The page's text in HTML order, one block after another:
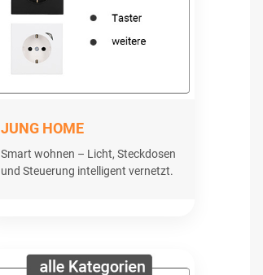
JUNG HOME
Smart wohnen – Licht, Steckdosen
und Steuerung intelligent vernetzt.